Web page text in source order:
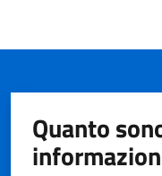
Quanto